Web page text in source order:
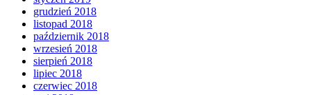
grudzień 2018
listopad 2018
październik 2018
wrzesień 2018
sierpień 2018
lipiec 2018
czerwiec 2018